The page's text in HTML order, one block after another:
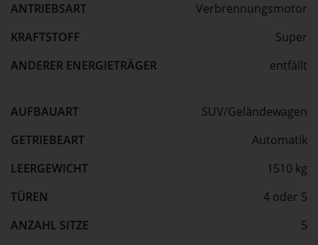
ANTRIEBSART
Verbrennungsmotor
KRAFTSTOFF
Super
ANDERER ENERGIETRÄGER
entfällt
AUFBAUART
SUV/Geländewagen
GETRIEBEART
Automatik
LEERGEWICHT
1510 kg
TÜREN
4 oder 5
ANZAHL SITZE
5